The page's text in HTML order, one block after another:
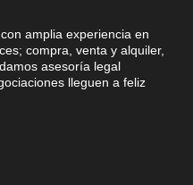
amplia experiencia en
compra, venta y alquiler,
asesoría legal
lleguen a feliz